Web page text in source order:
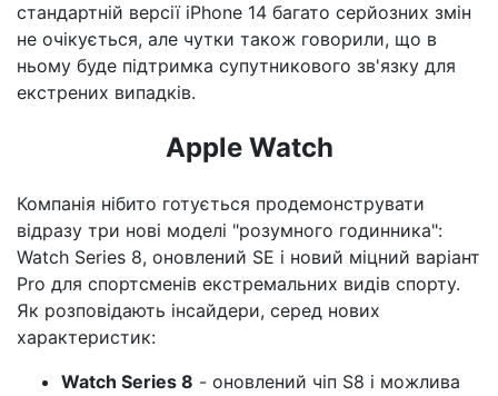
стандартній версії iPhone 14 багато серйозних змін
не очікується, але чутки також говорили, що в
ньому буде підтримка супутникового зв'язку для
екстрених випадків.
Apple Watch
Компанія нібито готується продемонструвати
відразу три нові моделі "розумного годинника":
Watch Series 8, оновлений SE і новий міцний варіант
Pro для спортсменів екстремальних видів спорту.
Як розповідають інсайдери, серед нових
характеристик:
Watch Series 8 - оновлений чіп S8 і можлива